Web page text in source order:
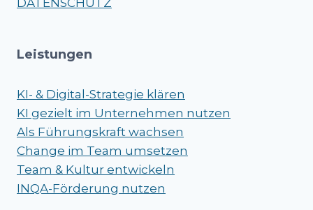
DATENSCHUTZ
Leistungen
KI- & Digital-Strategie klären
KI gezielt im Unternehmen nutzen
Als Führungskraft wachsen
Change im Team umsetzen
Team & Kultur entwickeln
INQA-Förderung nutzen